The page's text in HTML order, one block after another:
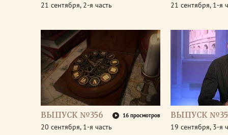
21 сентября, 2-я часть 21 сентября, 1-я
ВЫПУСК №356 16 просмотров
20 сентября, 1-я часть
ВЫПУСК
19 сентября, 3-я